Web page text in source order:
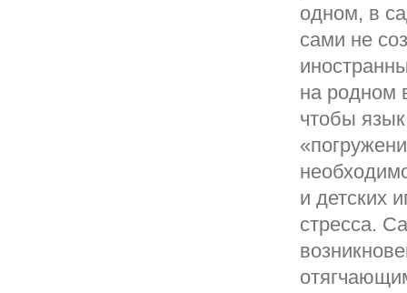
одном, в
сами не
на родном
чтобы
и детских
стресса.